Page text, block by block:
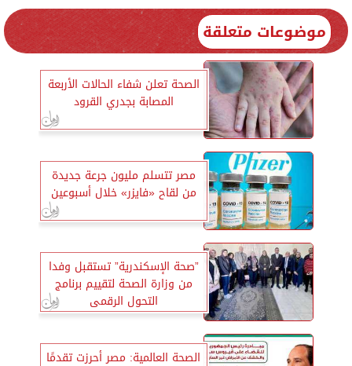
موضوعات متعلقة
الصحة تعلن شفاء الحالات الأربعة
المصابة بجدري القرود
مصر تتسلم مليون جرعة جديدة
من لقاح «فايزر» خلال أسبوعين
”صحة الإسكندرية” تستقبل وفدا
من وزارة الصحة لتقييم برنامج
التحول الرقمى
الصحة العالمية: مصر أحرزت تقدمًا